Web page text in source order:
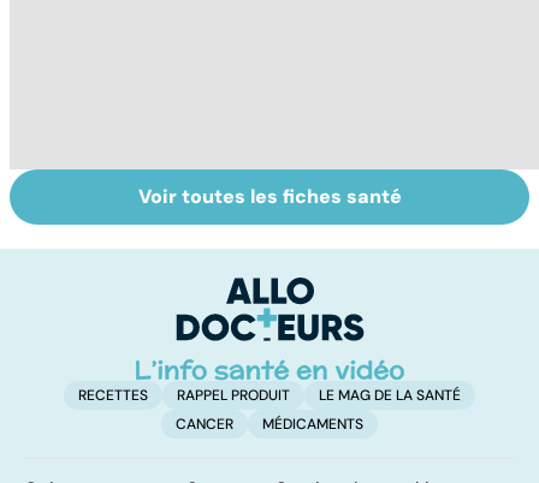
HPV : tout savoir
sur les
Le magnésium,
un oligo-élément
Voir toutes les fiches santé
RECETTES RAPPEL PRODUIT
LE MAG DE LA SANTÉ
CANCER
MÉDICAMENTS